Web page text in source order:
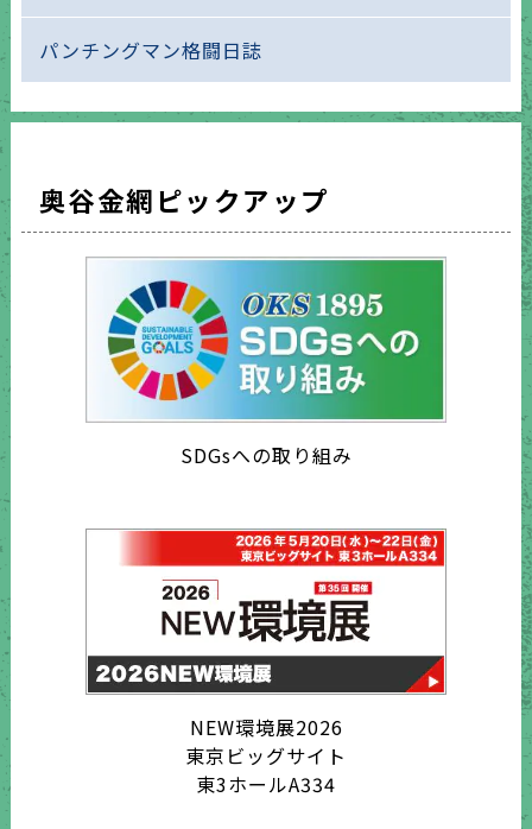
パンチングマン格闘日誌
奥谷金網ピックアップ
SDGsへの取り組み
NEW環境展2026
東京ビッグサイト
東3ホールA334